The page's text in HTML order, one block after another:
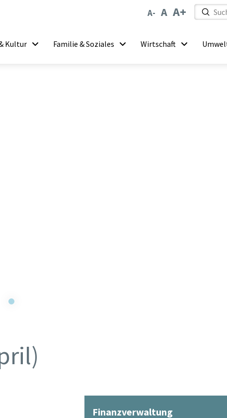
Search
Kultur Familie & Soziales Wirtschaft
Finanzverwaltung